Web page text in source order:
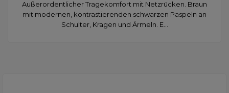
Außerordentlicher Tragekomfort mit Netzrücken. Braun
mit modernen, kontrastierenden schwarzen Paspeln an
Schulter, Kragen und Ärmeln. E...